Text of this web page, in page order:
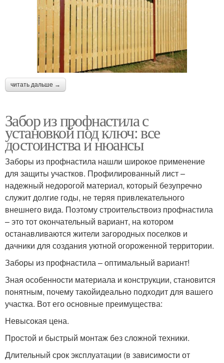
читать дальше →
Забор из профнастила с
установкой под ключ: все
достоинства и нюансы
Заборы из профнастила нашли широкое применение
для защиты участков. Профилированный лист –
надежный недорогой материал, который безупречно
служит долгие годы, не теряя привлекательного
внешнего вида. Поэтому строительствоиз профнастила
– это тот окончательный вариант, на котором
останавливаются жители загородных поселков и
дачники для создания уютной огороженной территории.
Заборы из профнастила – оптимальный вариант!
Зная особенности материала и конструкции, становится
понятным, почему такойидеально подходит для вашего
участка. Вот его основные преимущества:
Невысокая цена.
Простой и быстрый монтаж без сложной техники.
Длительный срок эксплуатации (в зависимости от